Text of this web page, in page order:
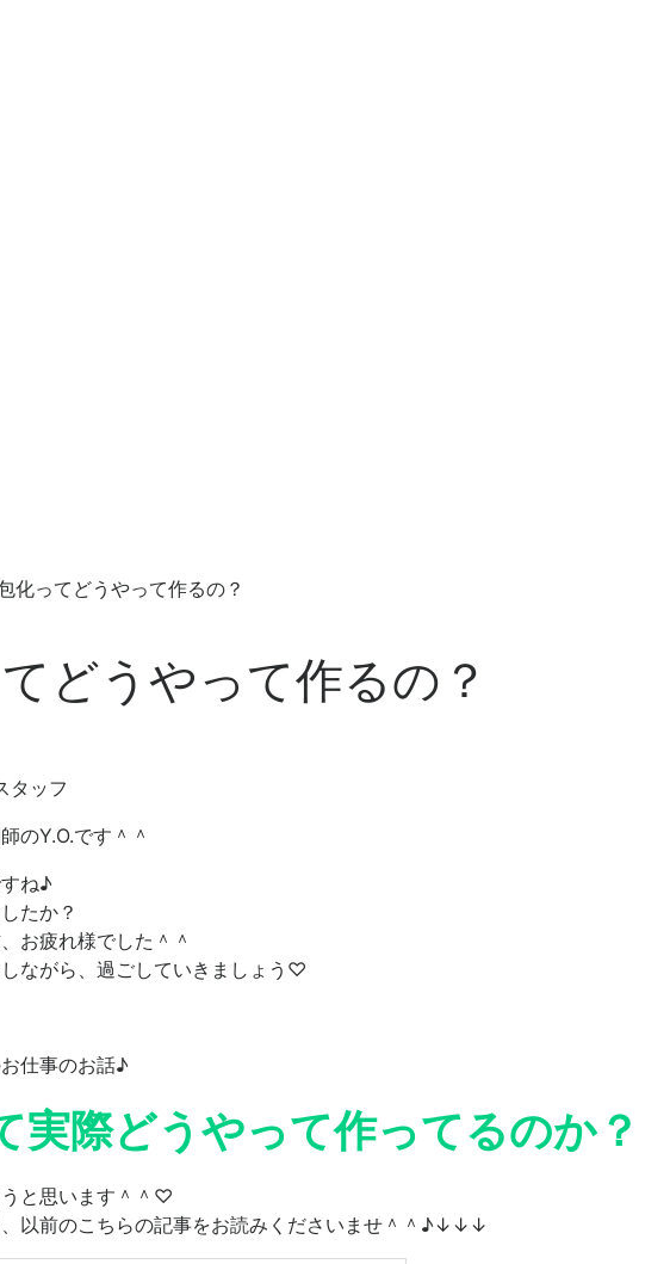
化ってどうやって作るの？
どうやって作るの？
タッフ
のY.O.です＾＾
ね♪
たか？
お疲れ様でした＾＾
ながら、過ごしていきましょう♡
仕事のお話♪
実際どうやって作ってるのか？
と思います＾＾♡
、以前のこちらの記事をお読みくださいませ＾＾♪↓↓↓